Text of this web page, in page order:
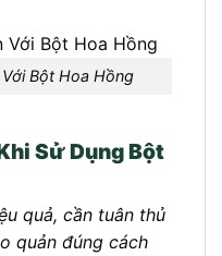
Bột Hoa Hồng
Sử Dụng Bột
quả, cần tuân thủ
quản đúng cách